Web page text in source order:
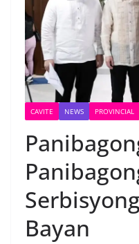
CAVITE NEWS PROVINCIAL
Bayan